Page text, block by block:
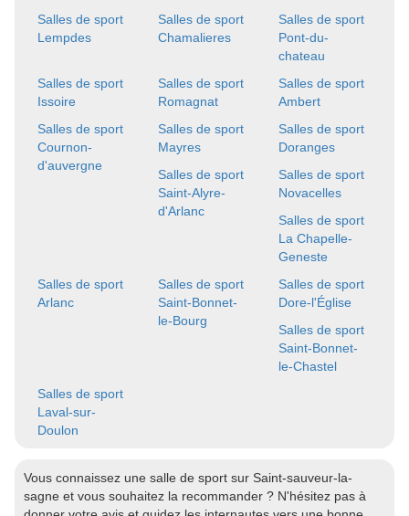
Salles de sport
Lempdes
Salles de sport
Chamalieres
Salles de sport
Pont-du-
chateau
Salles de sport
Issoire
Salles de sport
Romagnat
Salles de sport
Ambert
Salles de sport
Cournon-
d'auvergne
Salles de sport
Mayres
Salles de sport
Doranges
Salles de sport
Saint-Alyre-
d'Arlanc
Salles de sport
Novacelles
Salles de sport
La Chapelle-
Geneste
Salles de sport
Arlanc
Salles de sport
Saint-Bonnet-
le-Bourg
Salles de sport
Dore-l'Église
Salles de sport
Saint-Bonnet-
le-Chastel
Salles de sport
Laval-sur-
Doulon
Vous connaissez une salle de sport sur Saint-sauveur-la-
sagne et vous souhaitez la recommander ? N'hésitez pas à